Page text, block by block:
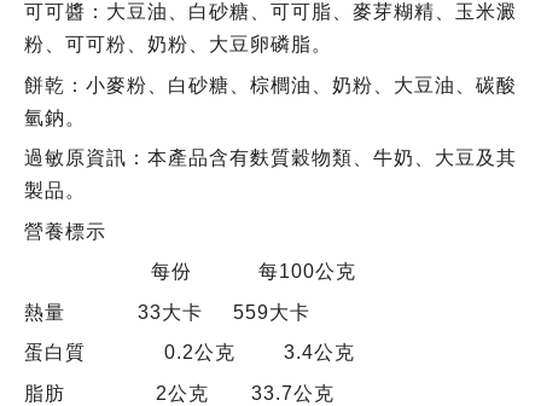
可可醬：大豆油、白砂糖、可可脂、麥芽糊精、玉米澱
粉、可可粉、奶粉、大豆卵磷脂。
餅乾：小麥粉、白砂糖、棕櫚油、奶粉、大豆油、碳酸
氫鈉。
過敏原資訊：本產品含有麩質穀物類、牛奶、大豆及其
製品。
營養標示
每份 每100公克
熱量 33大卡 559大卡
蛋白質 0.2公克 3.4公克
脂肪 2公克 33.7公克